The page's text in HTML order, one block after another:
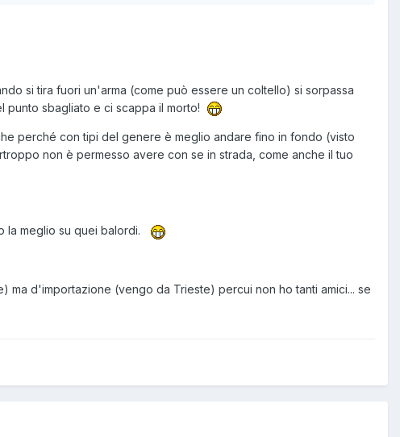
si tira fuori un'arma (come può essere un coltello) si sorpassa
sbagliato e ci scappa il morto!
perché con tipi del genere è meglio andare fino in fondo (visto
non è permesso avere con se in strada, come anche il tuo
la meglio su quei balordi.
ma d'importazione (vengo da Trieste) percui non ho tanti amici... se